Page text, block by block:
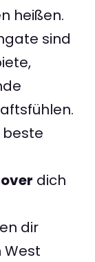
heißen.
sind
beste
dich
dir
West